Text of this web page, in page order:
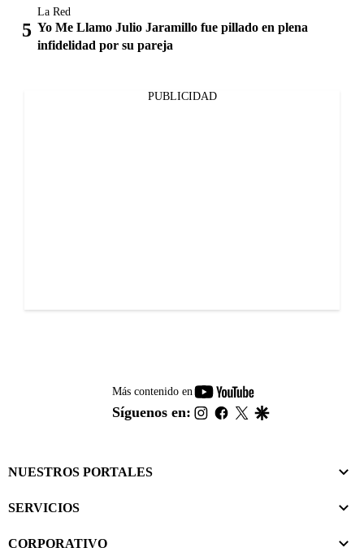
La Red
Yo Me Llamo Julio Jaramillo fue pillado en plena
infidelidad por su pareja
PUBLICIDAD
Más contenido en
youtube-
footer
Síguenos en: instagram
facebook
twitter
NUESTROS PORTALES
SERVICIOS
CORPORATIVO